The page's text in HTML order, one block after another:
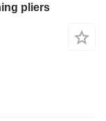
pliers